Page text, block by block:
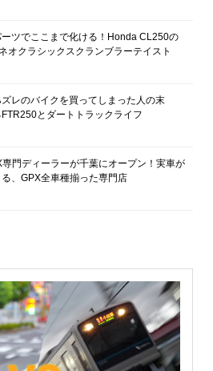
ツでここまで化ける！Honda CL250の
オクラシックスクランブラーテイスト
レのバイクを買ってしまった人の末
とダートトラックライフ
門ディーラーが千葉にオープン！実車が
、GPX全車種揃った専門店